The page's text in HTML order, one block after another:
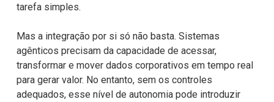
tarefa simples.
Mas a integração por si só não basta. Sistemas
agênticos precisam da capacidade de acessar,
transformar e mover dados corporativos em tempo real
para gerar valor. No entanto, sem os controles
adequados, esse nível de autonomia pode introduzir